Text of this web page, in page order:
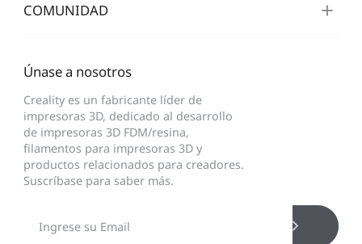
COMUNIDAD
Únase a nosotros
Creality es un fabricante líder de
impresoras 3D, dedicado al desarrollo
de impresoras 3D FDM/resina,
filamentos para impresoras 3D y
productos relacionados para creadores.
Suscríbase para saber más.